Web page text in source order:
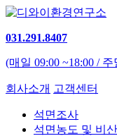
031.291.8407
(매일 09:00 ~18:00 /
회사소개 고객센터
석면조사
석면농도 및 비